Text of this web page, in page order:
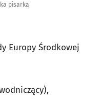
pisarka
Europy Środkowej